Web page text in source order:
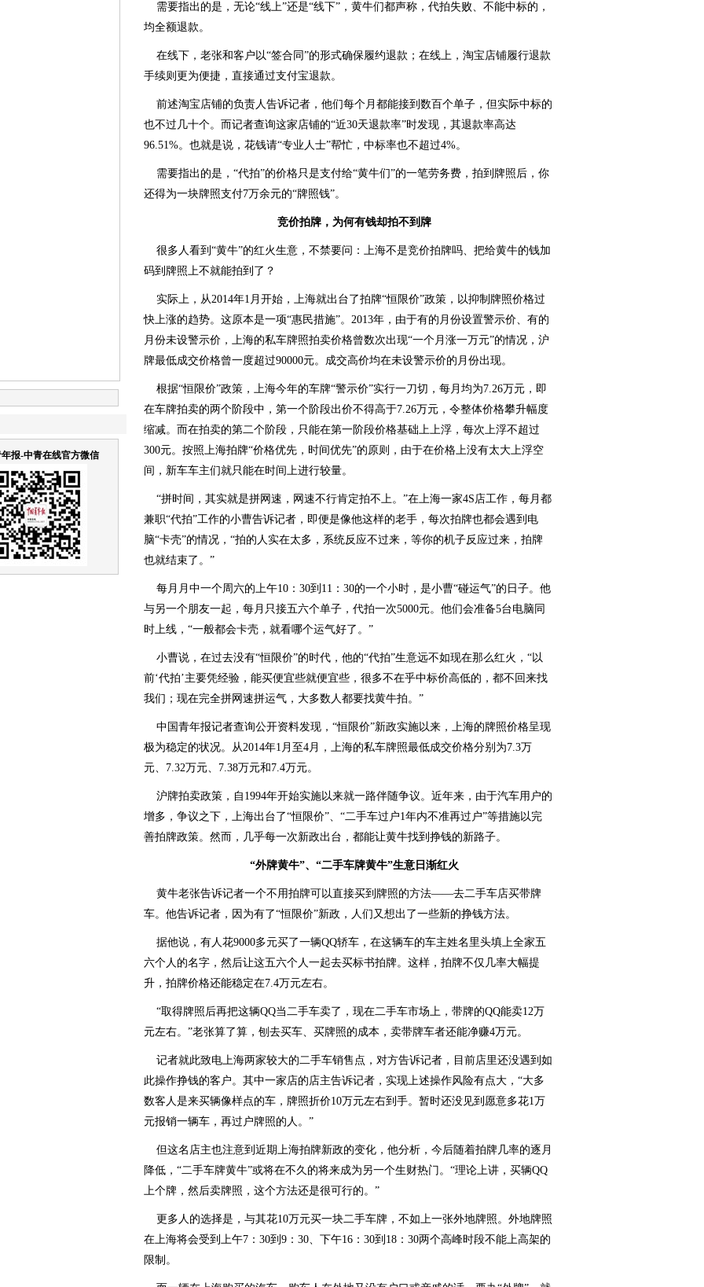
报-中青在线官方微信
需要指出的是，无论“线上”还是“线下”，黄牛们都声称，代拍失败、不能中标的，
均全额退款。
在线下，老张和客户以“签合同”的形式确保履约退款；在线上，淘宝店铺履行退款
手续则更为便捷，直接通过支付宝退款。
前述淘宝店铺的负责人告诉记者，他们每个月都能接到数百个单子，但实际中标的
也不过几十个。而记者查询这家店铺的“近30天退款率”时发现，其退款率高达
96.51%。也就是说，花钱请“专业人士”帮忙，中标率也不超过4%。
需要指出的是，“代拍”的价格只是支付给“黄牛们”的一笔劳务费，拍到牌照后，你
还得为一块牌照支付7万余元的“牌照钱”。
竞价拍牌，为何有钱却拍不到牌
很多人看到“黄牛”的红火生意，不禁要问：上海不是竞价拍牌吗、把给黄牛的钱加
码到牌照上不就能拍到了？
实际上，从2014年1月开始，上海就出台了拍牌“恒限价”政策，以抑制牌照价格过
快上涨的趋势。这原本是一项“惠民措施”。2013年，由于有的月份设置警示价、有的
月份未设警示价，上海的私车牌照拍卖价格曾数次出现“一个月涨一万元”的情况，沪
牌最低成交价格曾一度超过90000元。成交高价均在未设警示价的月份出现。
根据“恒限价”政策，上海今年的车牌“警示价”实行一刀切，每月均为7.26万元，即
在车牌拍卖的两个阶段中，第一个阶段出价不得高于7.26万元，令整体价格攀升幅度
缩减。而在拍卖的第二个阶段，只能在第一阶段价格基础上上浮，每次上浮不超过
300元。按照上海拍牌“价格优先，时间优先”的原则，由于在价格上没有太大上浮空
间，新车车主们就只能在时间上进行较量。
“拼时间，其实就是拼网速，网速不行肯定拍不上。”在上海一家4S店工作，每月都
兼职“代拍”工作的小曹告诉记者，即便是像他这样的老手，每次拍牌也都会遇到电
脑“卡壳”的情况，“拍的人实在太多，系统反应不过来，等你的机子反应过来，拍牌
也就结束了。”
每月月中一个周六的上午10：30到11：30的一个小时，是小曹“碰运气”的日子。他
与另一个朋友一起，每月只接五六个单子，代拍一次5000元。他们会准备5台电脑同
时上线，“一般都会卡壳，就看哪个运气好了。”
小曹说，在过去没有“恒限价”的时代，他的“代拍”生意远不如现在那么红火，“以
前‘代拍’主要凭经验，能买便宜些就便宜些，很多不在乎中标价高低的，都不回来找
我们；现在完全拼网速拼运气，大多数人都要找黄牛拍。”
中国青年报记者查询公开资料发现，“恒限价”新政实施以来，上海的牌照价格呈现
极为稳定的状况。从2014年1月至4月，上海的私车牌照最低成交价格分别为7.3万
元、7.32万元、7.38万元和7.4万元。
沪牌拍卖政策，自1994年开始实施以来就一路伴随争议。近年来，由于汽车用户的
增多，争议之下，上海出台了“恒限价”、“二手车过户1年内不准再过户”等措施以完
善拍牌政策。然而，几乎每一次新政出台，都能让黄牛找到挣钱的新路子。
“外牌黄牛”、“二手车牌黄牛”生意日渐红火
黄牛老张告诉记者一个不用拍牌可以直接买到牌照的方法——去二手车店买带牌
车。他告诉记者，因为有了“恒限价”新政，人们又想出了一些新的挣钱方法。
据他说，有人花9000多元买了一辆QQ轿车，在这辆车的车主姓名里头填上全家五
六个人的名字，然后让这五六个人一起去买标书拍牌。这样，拍牌不仅几率大幅提
升，拍牌价格还能稳定在7.4万元左右。
“取得牌照后再把这辆QQ当二手车卖了，现在二手车市场上，带牌的QQ能卖12万
元左右。”老张算了算，刨去买车、买牌照的成本，卖带牌车者还能净赚4万元。
记者就此致电上海两家较大的二手车销售点，对方告诉记者，目前店里还没遇到如
此操作挣钱的客户。其中一家店的店主告诉记者，实现上述操作风险有点大，“大多
数客人是来买辆像样点的车，牌照折价10万元左右到手。暂时还没见到愿意多花1万
元报销一辆车，再过户牌照的人。”
但这名店主也注意到近期上海拍牌新政的变化，他分析，今后随着拍牌几率的逐月
降低，“二手车牌黄牛”或将在不久的将来成为另一个生财热门。“理论上讲，买辆QQ
上个牌，然后卖牌照，这个方法还是很可行的。”
更多人的选择是，与其花10万元买一块二手车牌，不如上一张外地牌照。外地牌照
在上海将会受到上午7：30到9：30、下午16：30到18：30两个高峰时段不能上高架的
限制。